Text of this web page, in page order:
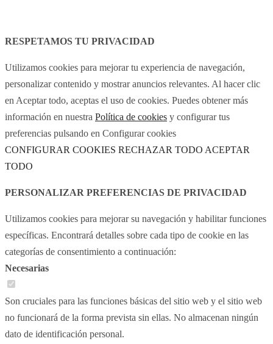
RESPETAMOS TU PRIVACIDAD
Utilizamos cookies para mejorar tu experiencia de navegación,
personalizar contenido y mostrar anuncios relevantes. Al hacer clic
en Aceptar todo, aceptas el uso de cookies. Puedes obtener más
información en nuestra Política de cookies y configurar tus
preferencias pulsando en Configurar cookies
CONFIGURAR COOKIES RECHAZAR TODO ACEPTAR
TODO
PERSONALIZAR PREFERENCIAS DE PRIVACIDAD
Utilizamos cookies para mejorar su navegación y habilitar funciones
específicas. Encontrará detalles sobre cada tipo de cookie en las
categorías de consentimiento a continuación:
Necesarias
Son cruciales para las funciones básicas del sitio web y el sitio web
no funcionará de la forma prevista sin ellas. No almacenan ningún
dato de identificación personal.